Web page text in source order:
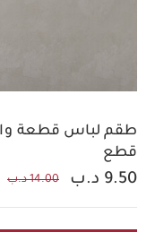
قطع
9.50 د.ب 14.00 د.ب